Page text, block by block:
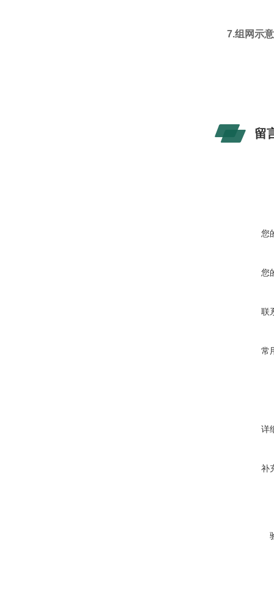
7.组网示
留
您
您
联
常
详
补